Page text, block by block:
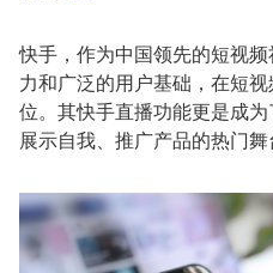
快手，作为中国领先的短视
力和广泛的用户基础，在短
位。其快手直播功能更是成
展示自我、推广产品的热门舞